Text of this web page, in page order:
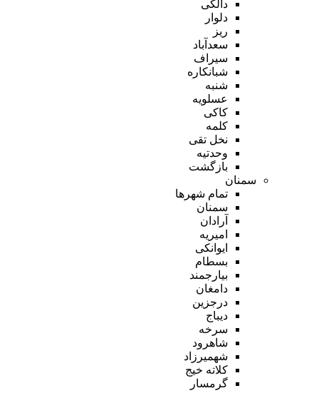
دالکی
دلوار
ریز
سعدآباد
سیراف
شبانکاره
شنبه
عسلویه
کاکی
کلمه
نخل تقی
وحدتیه
بازگشت
سمنان
تمام شهر‌ها
سمنان
آرادان
امیریه
ایوانکی
بسطام
بیارجمند
دامغان
درجزین
دیباج
سرخه
شاهرود
شهمیرزاد
کلاته خیج
گرمسار